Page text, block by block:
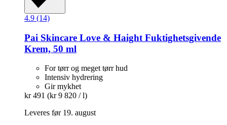
4.9 (14)
Pai Skincare Love & Haight Fuktighetsgivende
Krem, 50 ml
For tørr og meget tørr hud
Intensiv hydrering
Gir mykhet
kr 491 (kr 9 820 / l)
Leveres før 19. august